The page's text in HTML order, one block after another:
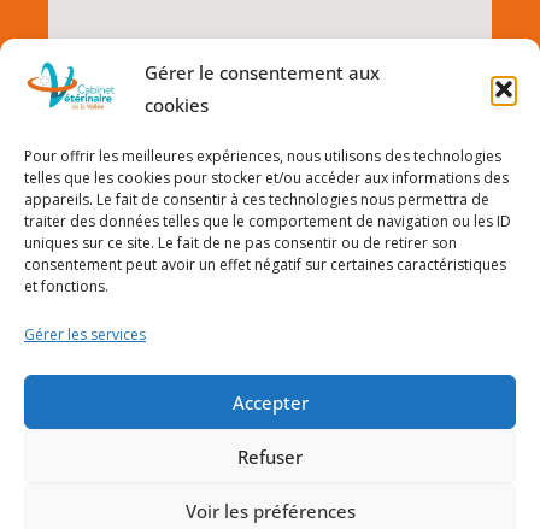
Gérer le consentement aux
cookies
Pour offrir les meilleures expériences, nous utilisons des technologies
telles que les cookies pour stocker et/ou accéder aux informations des
appareils. Le fait de consentir à ces technologies nous permettra de
traiter des données telles que le comportement de navigation ou les ID
uniques sur ce site. Le fait de ne pas consentir ou de retirer son
consentement peut avoir un effet négatif sur certaines caractéristiques
et fonctions.
Gérer les services
Accepter
Refuser
Voir les préférences
© Cabinet Vétérinaire de la Vallée 2026 | SELARL Vetocham
Adresse : 120 PL DU POILU 74400 CHAMONIX-MONT-